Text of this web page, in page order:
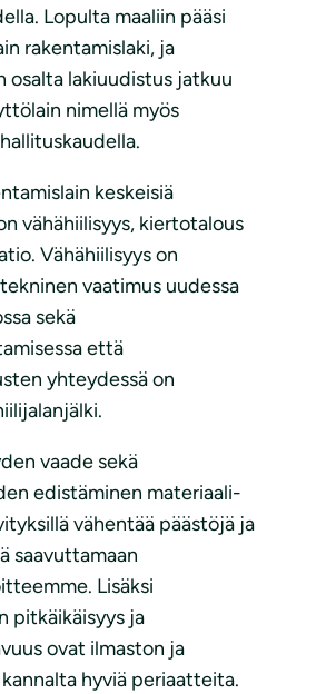
Lopulta maaliin pääsi
rakentamislaki, ja
osalta lakiuudistus jatkuu
nimellä myös
keskeisiä
vähähiilisyys, kiertotalous
Vähähiilisyys on
vaatimus uudessa
sekä
että
yhteydessä on
vaade sekä
edistäminen materiaali-
vähentää päästöjä ja
saavuttamaan
Lisäksi
pitkäikäisyys ja
ovat ilmaston ja
hyviä periaatteita.